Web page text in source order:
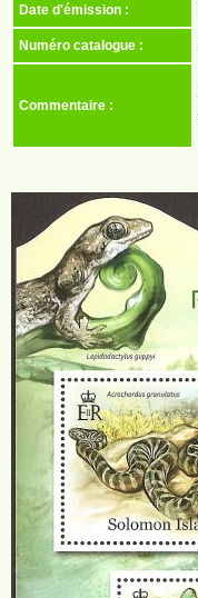
Date d'émission :
Numéro catalogue :
Commentaire :